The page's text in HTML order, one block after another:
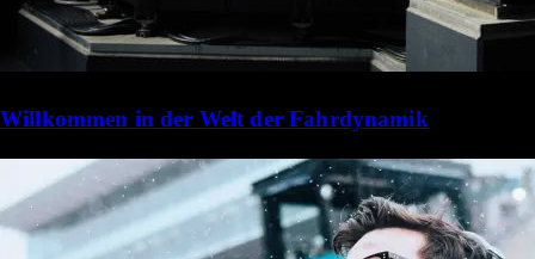
Willkommen in der Welt der Fahrdynamik